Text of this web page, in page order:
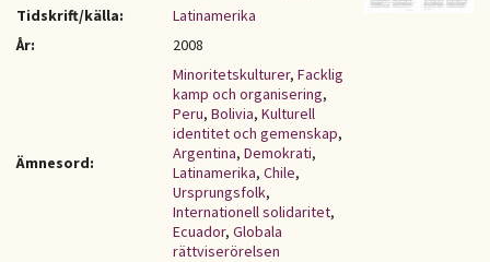
Tidskrift/källa:
Latinamerika
År:
2008
Ämnesord:
Minoritetskulturer, Facklig
kamp och organisering,
Peru, Bolivia, Kulturell
identitet och gemenskap,
Argentina, Demokrati,
Latinamerika, Chile,
Ursprungsfolk,
Internationell solidaritet,
Ecuador, Globala
rättviserörelsen